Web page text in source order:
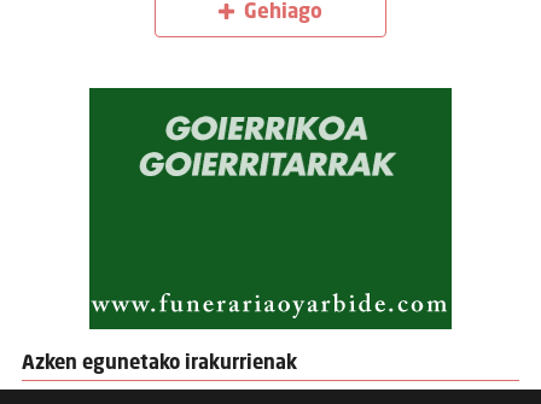
Gehiago
Azken egunetako irakurrienak